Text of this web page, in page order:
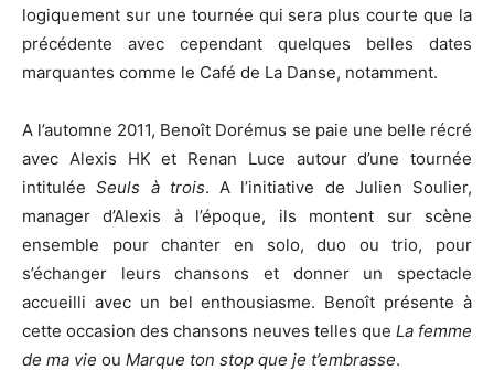
logiquement sur une tournée qui sera plus courte que la
précédente avec cependant quelques belles dates
marquantes comme le Café de La Danse, notamment.
A l’automne 2011, Benoît Dorémus se paie une belle récré
avec Alexis HK et Renan Luce autour d’une tournée
intituléeSeuls à trois. A l’initiative de Julien Soulier,
manager d’Alexis à l’époque, ils montent sur scène
ensemble pour chanter en solo, duo ou trio, pour
s’échanger leurs chansons et donner un spectacle
accueilli avec un bel enthousiasme. Benoît présente à
cette occasion des chansons neuves telles que La femme
de ma vie ou Marque ton stop que je t’embrasse.